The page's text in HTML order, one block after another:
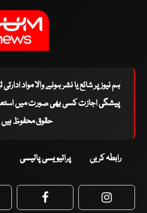
ہم نیوز پر شائع یا نشر ہونے والا مواد
پیشگی اجازت کسی بھی صورت میں
حقوق محفوظ ہیں ©
رابطہ کریں پرائیویسی پالیسی
Facebook